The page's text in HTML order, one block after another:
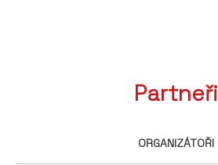
Partneři
ORGANIZÁTOŘI